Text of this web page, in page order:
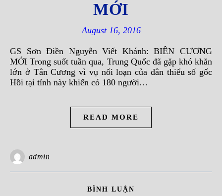
MỚI
August 16, 2016
GS Sơn Ðiền Nguyễn Viết Khánh: BIÊN CƯƠNG
MỚI Trong suốt tuần qua, Trung Quốc đã gặp khó khăn
lớn ở Tân Cương vì vụ nổi loạn của dân thiểu số gốc
Hồi tại tỉnh này khiến có 180 người…
READ MORE
admin
BÌNH LUẬN